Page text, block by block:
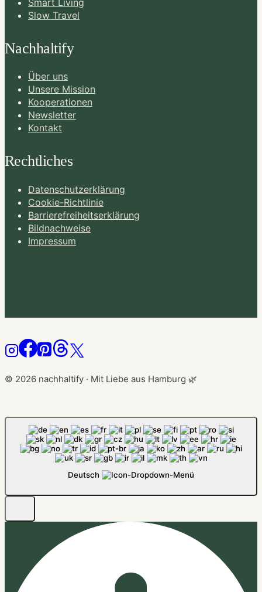
Slow Travel
Nachhaltify
Über uns
Unsere Mission
Kooperationen
Newsletter
Kontakt
Rechtliches
Datenschutzerklärung
Cookie-Richtlinie
Barrierefreiheitserklärung
Bildnachweise
Impressum
© 2026 nachhaltify · Mit Liebe aus Hamburg 🌿
Deutsch